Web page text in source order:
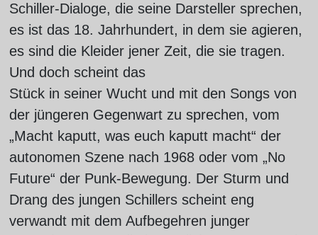
Schiller-Dialoge, die seine Darsteller sprechen,
es ist das 18. Jahrhundert, in dem sie agieren,
es sind die Kleider jener Zeit, die sie tragen.
Und doch scheint das
Stück in seiner Wucht und mit den Songs von
der jüngeren Gegenwart zu sprechen, vom
„Macht kaputt, was euch kaputt macht“ der
autonomen Szene nach 1968 oder vom „No
Future“ der Punk-Bewegung. Der Sturm und
Drang des jungen Schillers scheint eng
verwandt mit dem Aufbegehren junger